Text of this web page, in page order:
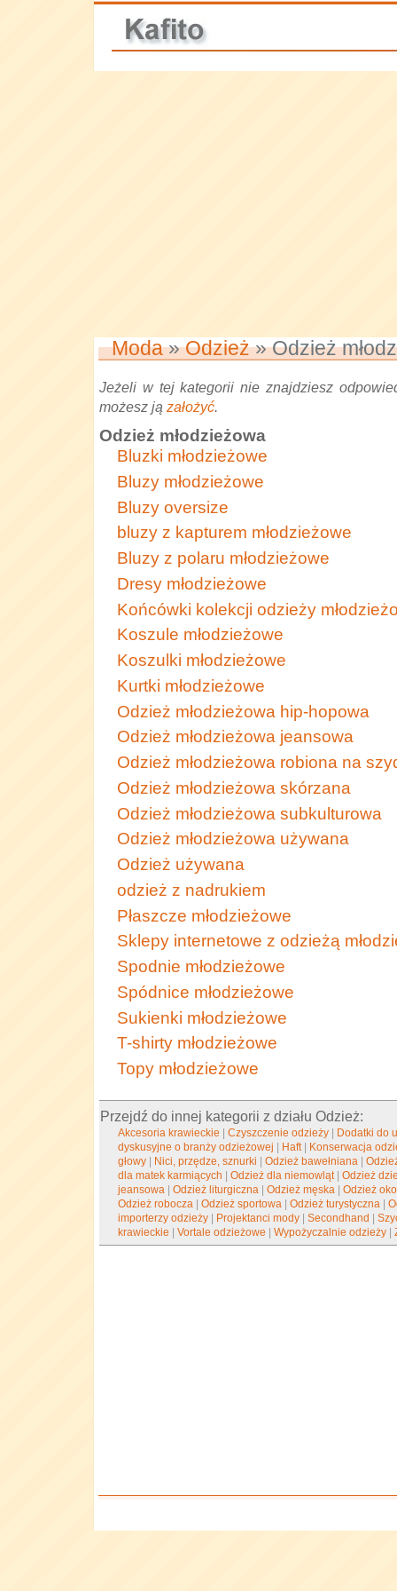
Moda»Odzież» Odzież
Jeżeli w tej kategorii nie znajdziesz
możesz ją założyć.
Odzież młodzieżowa
Bluzki młodzieżowe
Bluzy młodzieżowe
Bluzy oversize
bluzy z kapturem młodzieżowe
Bluzy z polaru młodzieżowe
Dresy młodzieżowe
Końcówki kolekcji odzieży
Koszule młodzieżowe
Koszulki młodzieżowe
Kurtki młodzieżowe
Odzież młodzieżowa hip-hopowa
Odzież młodzieżowa jeansowa
Odzież młodzieżowa robiona na
Odzież młodzieżowa skórzana
Odzież młodzieżowa subkulturowa
Odzież młodzieżowa używana
Odzież używana
odzież z nadrukiem
Płaszcze młodzieżowe
Sklepy internetowe z odzieżą
Spodnie młodzieżowe
Spódnice młodzieżowe
Sukienki młodzieżowe
T-shirty młodzieżowe
Topy młodzieżowe
Przejdź do innej kategorii z działu Odzież:
Akcesoria krawieckie |Czyszczenie odzieży
Dodatki do
dyskusyjne o branży odzieżowej
Haft|
Konserwacja
głowy
Nici, przędze, sznurki |Odzież bawełniana |
dla matek karmiących |Odzież dla niemowląt|Odzież
jeansowa |Odzież liturgiczna |Odzież męska |Odzież
Odzież robocza |Odzież sportowa |Odzież turystyczna |
importerzy odzieży
Projektanci mody |Secondhand |
krawieckie |Vortale odzieżowe |Wypożyczalnie odzieży |